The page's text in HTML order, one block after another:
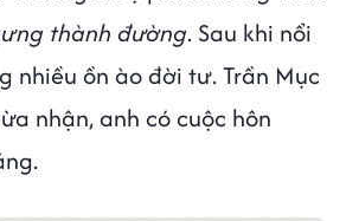
thành đường. Sau khi nổi
nhiều ồn ào đời tư. Trần Mục
nhận, anh có cuộc hôn